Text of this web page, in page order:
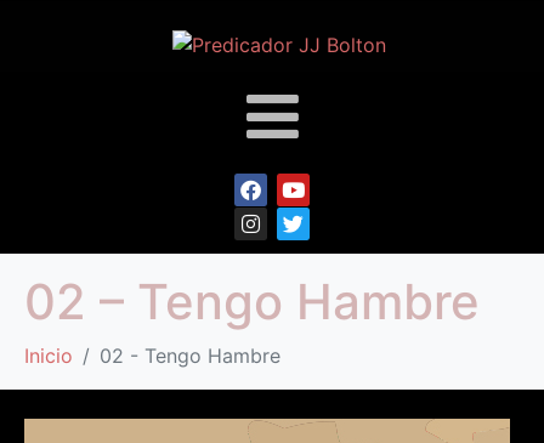
02 – Tengo Hambre
Inicio 02 - Tengo Hambre